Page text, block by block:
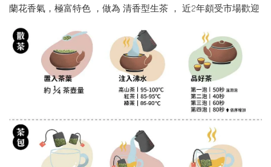
蘭花香氣，極富特色 ，做為 清香型生茶 ， 近2年頗受市場歡迎